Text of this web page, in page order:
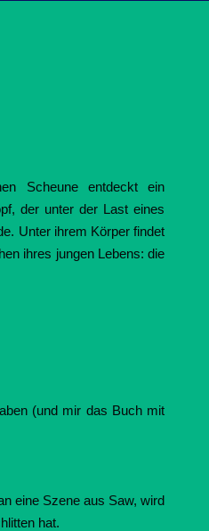
Scheune entdeckt ein
der unter der Last eines
Unter ihrem Körper findet
ihres jungen Lebens: die
(und mir das Buch mit
eine Szene aus Saw, wird
hat.